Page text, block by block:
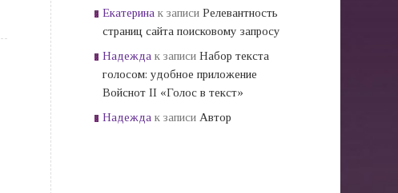
Екатерина к записи Релевантность
страниц сайта поисковому запросу
Надежда к записи Набор текста
голосом: удобное приложение
Войснот II «Голос в текст»
Надежда к записи Автор